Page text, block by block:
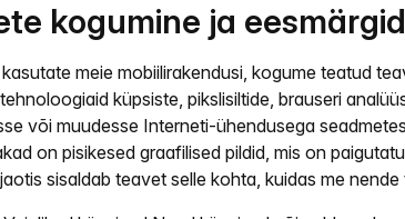
kogumine ja eesmärgid
meie mobiilirakendusi, kogume teatud
küpsiste, pikslisiltide, brauseri
või muudesse Interneti-ühendusega
on pisikesed graafilised pildid, mis on
sisaldab teavet selle kohta, kuidas me